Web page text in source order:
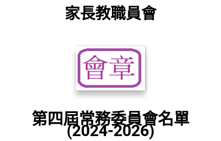
家長教職員會
第四屆常務委員會名單
(2024-2026)